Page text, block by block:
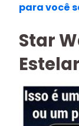
para você
Star